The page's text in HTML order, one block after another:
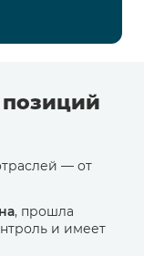
позиций
— от
, прошла
и имеет